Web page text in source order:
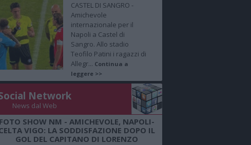
CASTEL DI SANGRO -
Amichevole
internazionale per il
Napoli a Castel di
Sangro. Allo stadio
Teofilo Patini i ragazzi di
Allegr... Continua a
leggere >>
Network
News dal Web
FOTO SHOW NM - AMICHEVOLE, NAPOLI-
VIGO: LA SODDISFAZIONE DOPO IL
GOL DEL CAPITANO DI LORENZO